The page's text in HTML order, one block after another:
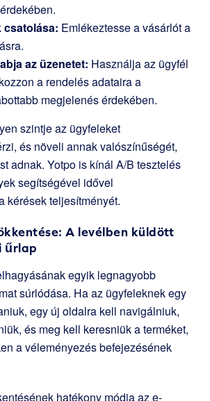
csatolása: Emlékeztesse a vásárlót a
az üzenetet: Használja az ügyfél
a rendelés adataira a
megjelenés érdekében.
szintje az ügyfeleket
és növeli annak valószínűségét,
adnak. Yotpo is kínál A/B tesztelés
segítségével idővel
kérések teljesítményét.
A levélben küldött
űrlap
egyik legnagyobb
súrlódása. Ha az ügyfeleknek egy
egy új oldalra kell navigálniuk,
és meg kell keresniük a terméket,
a véleményezés befejezésének
hatékony módja az e-